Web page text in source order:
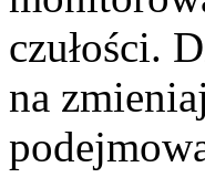
czułości.
na